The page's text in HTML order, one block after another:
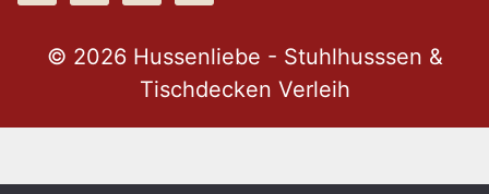
© 2026 Hussenliebe - Stuhlhusssen &
Tischdecken Verleih